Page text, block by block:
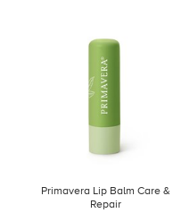
Primavera Lip Balm Care &
Repair